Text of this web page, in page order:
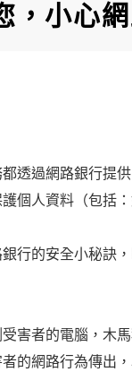
小心網
透過網路銀行提
個人資料（包括
行的安全小秘訣
害者的電腦，木
的網路行為傳出